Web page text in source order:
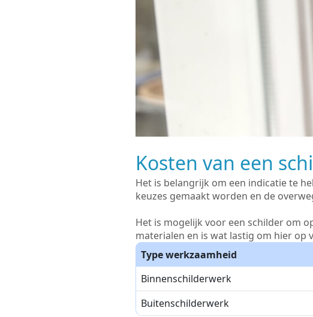
Kosten van een
Het is belangrijk om een indicatie te
keuzes gemaakt worden en de
Het is mogelijk voor een schilder om
materialen en is wat lastig om hier op
Type werkzaamheid
Binnenschilderwerk
Buitenschilderwerk